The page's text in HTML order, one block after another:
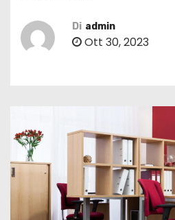
Di admin
Ott 30, 2023